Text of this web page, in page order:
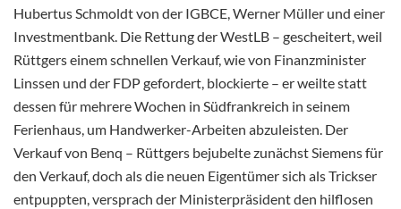
Hubertus Schmoldt von der IGBCE, Werner Müller und einer
Investmentbank. Die Rettung der WestLB – gescheitert, weil
Rüttgers einem schnellen Verkauf, wie von Finanzminister
Linssen und der FDP gefordert, blockierte – er weilte statt
dessen für mehrere Wochen in Südfrankreich in seinem
Ferienhaus, um Handwerker-Arbeiten abzuleisten. Der
Verkauf von Benq – Rüttgers bejubelte zunächst Siemens für
den Verkauf, doch als die neuen Eigentümer sich als Trickser
entpuppten, versprach der Ministerpräsident den hilflosen